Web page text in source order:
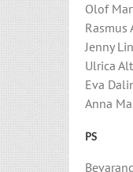
Olof
Jenny
Ulrica
Eva
Anna
PS